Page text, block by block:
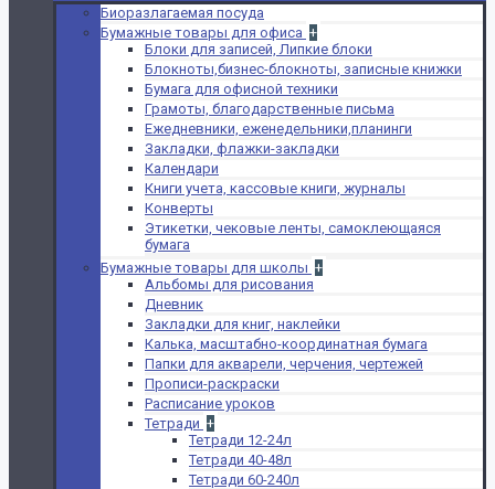
Биоразлагаемая посуда
Бумажные товары для офиса +
Блоки для записей, Липкие блоки
Блокноты,бизнес-блокноты, записные книжки
Бумага для офисной техники
Грамоты, благодарственные письма
Ежедневники, еженедельники,планинги
Закладки, флажки-закладки
Календари
Книги учета, кассовые книги, журналы
Конверты
Этикетки, чековые ленты, самоклеющаяся
бумага
Бумажные товары для школы +
Альбомы для рисования
Дневник
Закладки для книг, наклейки
Калька, масштабно-координатная бумага
Папки для акварели, черчения, чертежей
Прописи-раскраски
Расписание уроков
Тетради +
Тетради 12-24л
Тетради 40-48л
Тетради 60-240л